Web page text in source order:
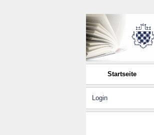
Startseite
Login